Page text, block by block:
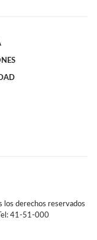
los derechos reservados
41-51-000